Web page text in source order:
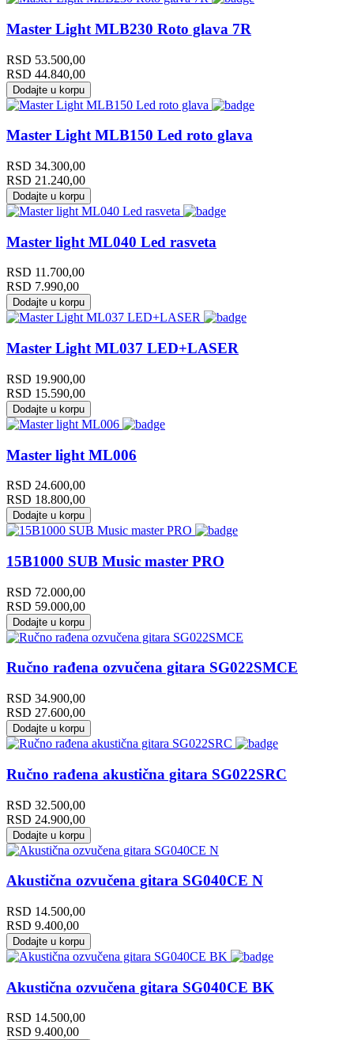
Master Light MLB230 Roto glava 7R
RSD 53.500,00
RSD 44.840,00
Dodajte u korpu
Master Light MLB150 Led roto glava
RSD 34.300,00
RSD 21.240,00
Dodajte u korpu
Master light ML040 Led rasveta
RSD 11.700,00
RSD 7.990,00
Dodajte u korpu
Master Light ML037 LED+LASER
RSD 19.900,00
RSD 15.590,00
Dodajte u korpu
Master light ML006
RSD 24.600,00
RSD 18.800,00
Dodajte u korpu
15B1000 SUB Music master PRO
RSD 72.000,00
RSD 59.000,00
Dodajte u korpu
Ručno rađena ozvučena gitara SG022SMCE
RSD 34.900,00
RSD 27.600,00
Dodajte u korpu
Ručno rađena akustična gitara SG022SRC
RSD 32.500,00
RSD 24.900,00
Dodajte u korpu
Akustična ozvučena gitara SG040CE N
RSD 14.500,00
RSD 9.400,00
Dodajte u korpu
Akustična ozvučena gitara SG040CE BK
RSD 14.500,00
RSD 9.400,00